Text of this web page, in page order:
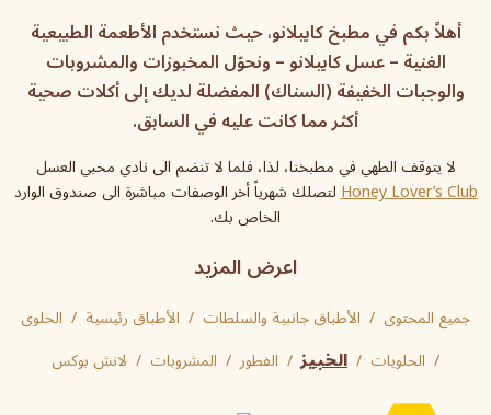
أهلاً بكم في مطبخ كابيلانو، حيث نستخدم الأطعمة الطبيعية
الغنية – عسل كابيلانو – ونحوّل المخبوزات والمشروبات
والوجبات الخفيفة (السناك) المفضلة لديك إلى أكلات صحية
أكثر مما كانت عليه في السابق.
لا يتوقف الطهي في مطبخنا، لذا، فلما لا تنضم الى نادي محبي العسل
Honey Lover’s Clubلتصلك شهرياً أخر الوصفات مباشرة الى صندوق الوارد
الخاص بك.
اعرض المزيد
جميع المحتوى الأطباق جانبية والسلطات الأطباق رئيسية
الحلوى
الحلويات
الخبيز الفطور المشروبات لانش بوكس